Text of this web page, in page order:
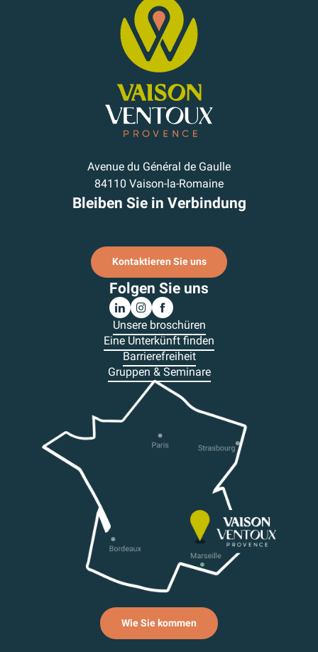
Avenue du Général de Gaulle
84110 Vaison-la-Romaine
Bleiben Sie in Verbindung
Kontaktieren Sie uns
Folgen Sie uns
Unsere broschüren
Eine Unterkünft finden
Barrierefreiheit
Gruppen & Seminare
Wie Sie kommen